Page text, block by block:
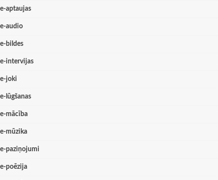
e-aptaujas
e-audio
e-bildes
e-intervijas
e-joki
e-lūgšanas
e-mācība
e-mūzika
e-paziņojumi
e-poēzija